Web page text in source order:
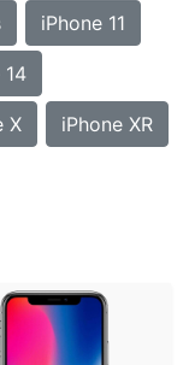
iPhone 11
14
X iPhone XR